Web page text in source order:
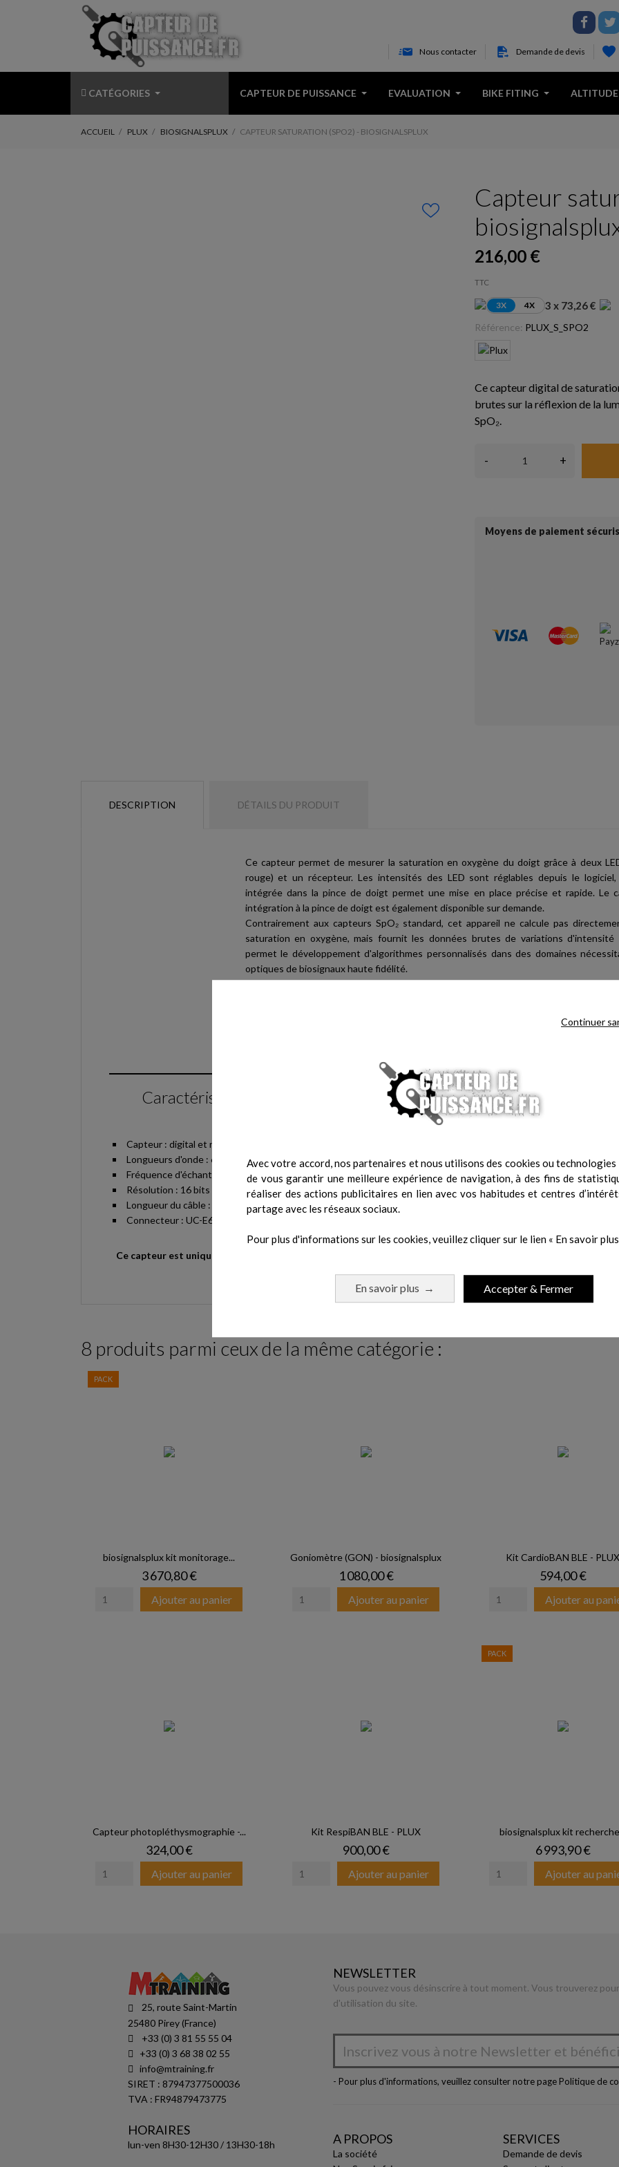
Continuer
Avec votre accord, nos partenaires et nous utilisons des cookies ou
de vous garantir une meilleure expérience de navigation, à des fins de
réaliser des actions publicitaires en lien avec vos habitudes et centres
partage avec les réseaux sociaux.
Pour plus d'informations sur les cookies, veuillez cliquer sur le lien « En savoir plus
En savoir plus → Accepter & Fermer
Nous contacter Demande de devis
CATÉGORIES CAPTEUR DE PUISSANCE EVALUATION BIKE FITING ALTITUDE
ACCUEIL PLUX BIOSIGNALSPLUX CAPTEUR SATURATION (SPO2) - BIOSIGNALSPLUX
Capteur
216,00 €
TTC
3X 4X 3 x 73,26 €
Référence: PLUX_S_SPO2
Ce capteur digital de
brutes sur la réflexion de la
SpO₂.
- +
Moyens de paiement
DESCRIPTION DÉTAILS DU PRODUIT
Ce capteur permet de mesurer la saturation en oxygène du doigt grâce à deux
rouge) et un récepteur. Les intensités des LED sont réglables depuis le
intégrée dans la pince de doigt permet une mise en place précise et rapide. Le
intégration à la pince de doigt est également disponible sur demande.
Contrairement aux capteurs SpO₂ standard, cet appareil ne calcule pas
saturation en oxygène, mais fournit les données brutes de variations d'intensité
permet le développement d'algorithmes personnalisés dans des domaines
optiques de biosignaux haute fidélité.
utilisation particulièrement adaptée aux domaines de la recherche, de
Caractéristiques
Capteur : digital et non analogique
Longueurs d'onde : 660 et 950 nm
Fréquence d'échantillonnage : 500 Hz
Résolution : 16 bits
Longueur du câble : 100 cm
Connecteur : UC-E6 (mâle)
Ce capteur est uniquement compatible avec les unités d'acquisition biosignalsplux 4 et 8 canaux (port
8 produits parmi ceux de la même catégorie :
biosignalsplux kit monitorage...
Prix
3 670,80 €
Ajouter au panier
PACK
Goniomètre (GON) - biosignalsplux
Prix
1 080,00 €
Ajouter au panier
Kit CardioBAN BLE - PLUX
Prix
594,00 €
Ajouter au
Capteur photopléthysmographie -...
Prix
324,00 €
Ajouter au panier
Kit RespiBAN BLE - PLUX
Prix
900,00 €
Ajouter au panier
biosignalsplux kit
Prix
6 993,90 €
Ajouter au
PACK
25, route Saint-Martin
25480 Pirey (France)
+33 (0) 3 81 55 55 04
+33 (0) 3 68 38 02 55
info@mtraining.fr
SIRET : 87947377500036
TVA : FR94879473775
HORAIRES
lun-ven 8H30-12H30 / 13H30-18h
NEWSLETTER
Vous pouvez vous désinscrire à tout moment. Vous trouverez
d'utilisation du site.
- Pour plus d'informations, veuillez consulter notre page Politique de
A PROPOS
La société
SERVICES
Demande de devis